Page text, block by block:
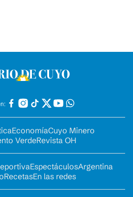
EconomíaCuyo Minero
VerdeRevista OH
EspectáculosArgentina
RecetasEn las redes